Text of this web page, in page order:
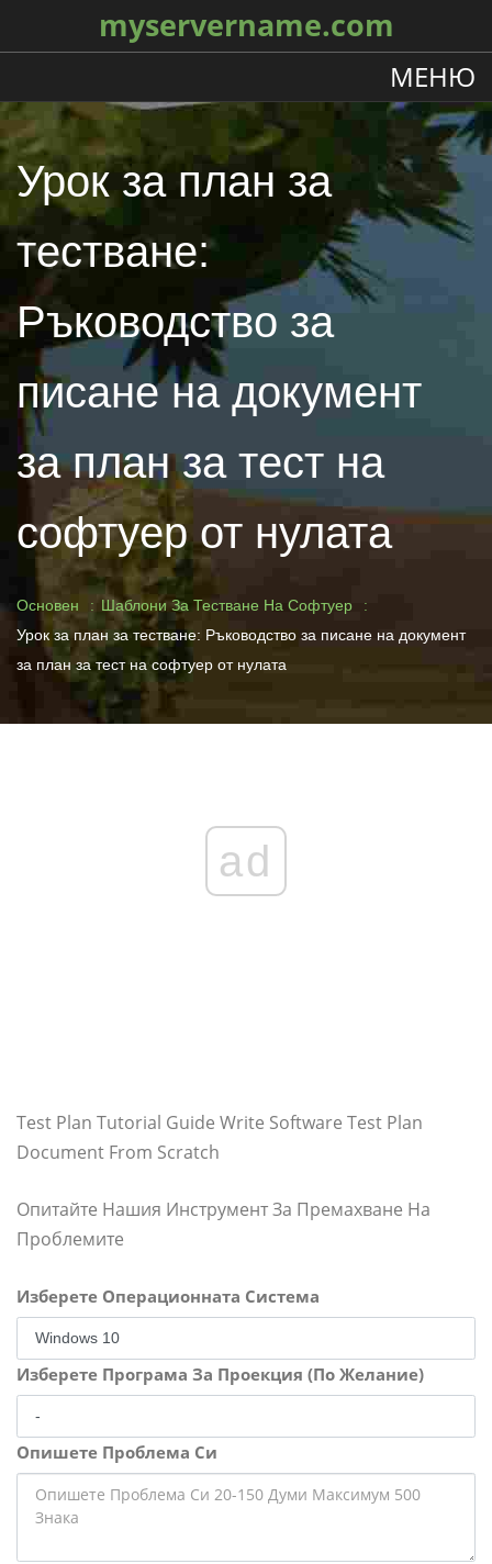
myservername.com
МЕНЮ
Урок за план за
тестване:
Ръководство за
писане на документ
за план за тест на
софтуер от нулата
Основен
Шаблони За Тестване На Софтуер
Урок за план за тестване: Ръководство за писане на документ
за план за тест на софтуер от нулата
ad
Test Plan Tutorial Guide Write Software Test Plan
Document From Scratch
Опитайте Нашия Инструмент За Премахване На
Проблемите
Изберете Операционната Система
Изберете Програма За Проекция (По Желание)
Опишете Проблема Си